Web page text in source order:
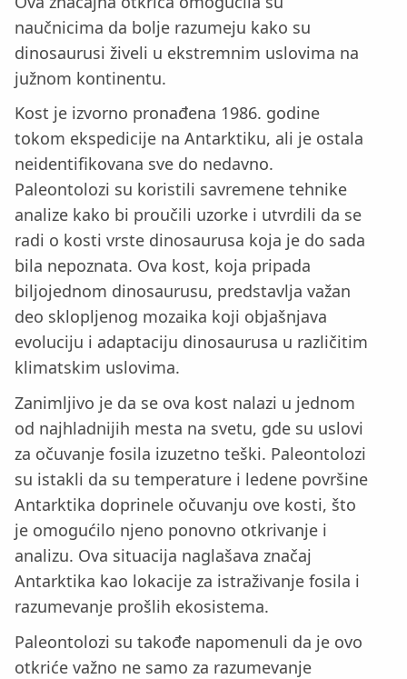
naučnicima da bolje razumeju kako su
dinosaurusi živeli u ekstremnim uslovima na
južnom kontinentu.
Kost je izvorno pronađena 1986. godine
tokom ekspedicije na Antarktiku, ali je ostala
neidentifikovana sve do nedavno.
Paleontolozi su koristili savremene tehnike
analize kako bi proučili uzorke i utvrdili da se
radi o kosti vrste dinosaurusa koja je do sada
bila nepoznata. Ova kost, koja pripada
biljojednom dinosaurusu, predstavlja važan
deo sklopljenog mozaika koji objašnjava
evoluciju i adaptaciju dinosaurusa u različitim
klimatskim uslovima.
Zanimljivo je da se ova kost nalazi u jednom
od najhladnijih mesta na svetu, gde su uslovi
za očuvanje fosila izuzetno teški. Paleontolozi
su istakli da su temperature i ledene površine
Antarktika doprinele očuvanju ove kosti, što
je omogućilo njeno ponovno otkrivanje i
analizu. Ova situacija naglašava značaj
Antarktika kao lokacije za istraživanje fosila i
razumevanje prošlih ekosistema.
Paleontolozi su takođe napomenuli da je ovo
otkriće važno ne samo za razumevanje